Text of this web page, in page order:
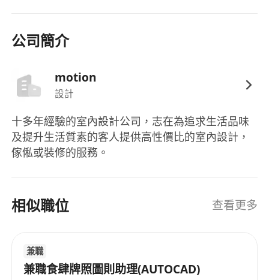
公眾假期
提供在職培訓（包括度尺及地盤運作流程）
申請方法
期及要求薪金）
WhatsApp 至*********（何先生）
備註
公司簡介
motion
設計
十多年經驗的室內設計公司，志在為追求生活品味
及提升生活質素的客人提供高性價比的室內設計，
傢俬或裝修的服務。
相似職位 查看更多
兼職
兼職食肆牌照圖則助理(AUTOCAD)